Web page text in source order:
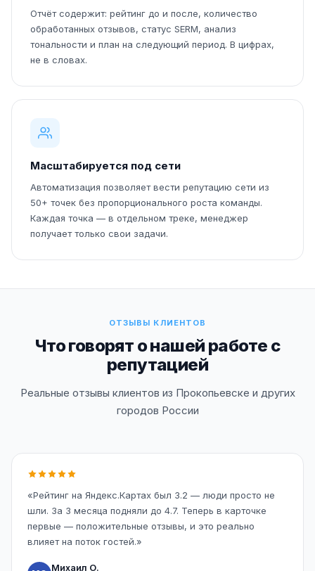
Отчёт содержит: рейтинг до и после, количество
обработанных отзывов, статус SERM, анализ
тональности и план на следующий период. В цифрах,
не в словах.
Масштабируется под сети
Автоматизация позволяет вести репутацию сети из
50+ точек без пропорционального роста команды.
Каждая точка — в отдельном треке, менеджер
получает только свои задачи.
ОТЗЫВЫ КЛИЕНТОВ
Что говорят о нашей работе с
репутацией
Реальные отзывы клиентов из Прокопьевске и других
городов России
«Рейтинг на Яндекс.Картах был 3.2 — люди просто не
шли. За 3 месяца подняли до 4.7. Теперь в карточке
первые — положительные отзывы, и это реально
влияет на поток гостей.»
Михаил О.